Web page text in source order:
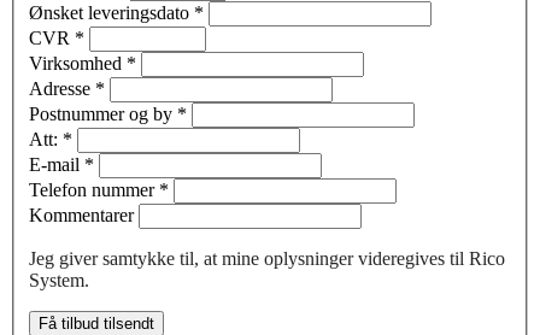
Ønsket leveringsdato *
CVR *
Virksomhed *
Adresse *
Postnummer og by *
Att: *
E-mail *
Telefon nummer *
Kommentarer
Jeg giver samtykke til, at mine oplysninger videregives til Rico
System.
Få tilbud tilsendt